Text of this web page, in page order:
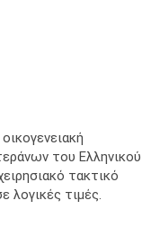
του Ελληνικού
τακτικό
λογικές τιμές.